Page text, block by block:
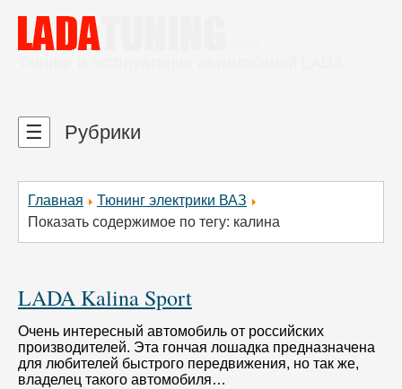
Главная
Тюнинг электрики ВАЗ
Показать содержимое по тегу: калина
LADA Kalina Sport
Очень интересный автомобиль от российских
производителей. Эта гончая лошадка предназначена
для любителей быстрого передвижения, но так же,
владелец такого автомобиля…
☰ Рубрики